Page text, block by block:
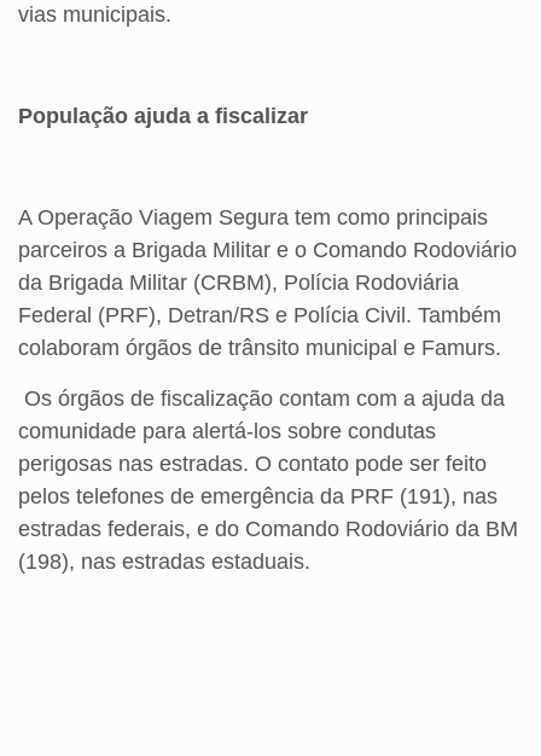
vias municipais.
População ajuda a fiscalizar
A Operação Viagem Segura tem como principais
parceiros a Brigada Militar e o Comando Rodoviário
da Brigada Militar (CRBM), Polícia Rodoviária
Federal (PRF), Detran/RS e Polícia Civil. Também
colaboram órgãos de trânsito municipal e Famurs.
Os órgãos de fiscalização contam com a ajuda da
comunidade para alertá-los sobre condutas
perigosas nas estradas. O contato pode ser feito
pelos telefones de emergência da PRF (191), nas
estradas federais, e do Comando Rodoviário da BM
(198), nas estradas estaduais.